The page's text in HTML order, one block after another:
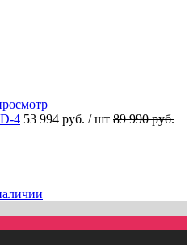
4 53 994 руб. / шт 89 990 руб.